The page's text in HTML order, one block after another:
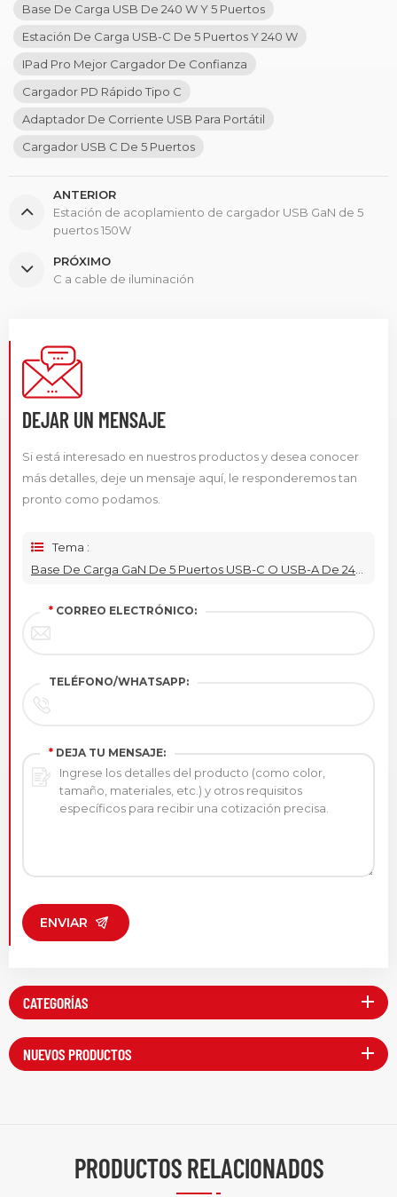
Base De Carga USB De 240 W Y 5 Puertos
Estación De Carga USB-C De 5 Puertos Y 240 W
IPad Pro Mejor Cargador De Confianza
Cargador PD Rápido Tipo C
Adaptador De Corriente USB Para Portátil
Cargador USB C De 5 Puertos
ANTERIOR
Estación de acoplamiento de cargador USB GaN de 5
puertos 150W
PRÓXIMO
C a cable de iluminación
DEJAR UN MENSAJE
Si está interesado en nuestros productos y desea conocer
más detalles, deje un mensaje aquí, le responderemos tan
pronto como podamos.
Tema :
* CORREO ELECTRÓNICO:
TELÉFONO/WHATSAPP:
* DEJA TU MENSAJE:
ENVIAR
CATEGORÍAS
NUEVOS PRODUCTOS
PRODUCTOS RELACIONADOS